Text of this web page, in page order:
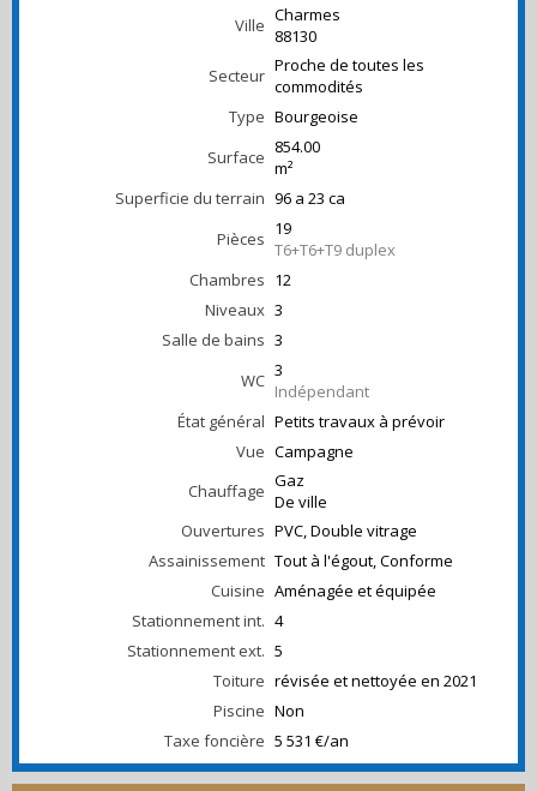
Ville Charmes
88130
Secteur Proche de toutes les
commodités
Type Bourgeoise
Surface 854.00
m²
Superficie du terrain 96 a 23 ca
Pièces 19
T6+T6+T9 duplex
Chambres 12
Niveaux 3
Salle de bains 3
WC 3
Indépendant
État général Petits travaux à prévoir
Vue Campagne
Chauffage Gaz
De ville
Ouvertures PVC, Double vitrage
Assainissement Tout à l'égout, Conforme
Cuisine Aménagée et équipée
Stationnement int. 4
Stationnement ext. 5
Toiture révisée et nettoyée en 2021
Piscine Non
Taxe foncière 5 531 €/an